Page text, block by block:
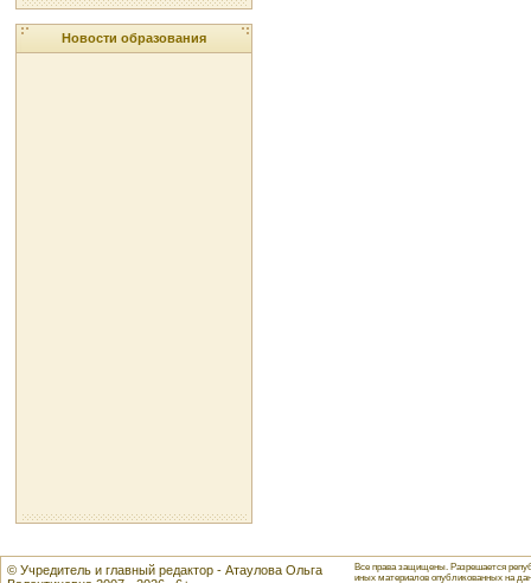
Новости образования
© Учредитель и главный редактор - Атаулова Ольга
Все права защищены. Разрешается
иных материалов опубликованных на